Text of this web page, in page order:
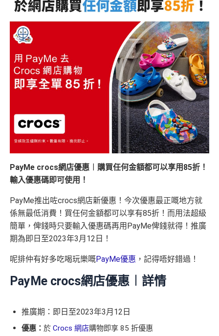
PayMe crocs網店優惠︱購買任何金額都可以享用85折！
輸入優惠碼即可使用！
PayMe推出咗crocs網店新優惠！今次優惠最正嘅地方就
係無最低消費！買任何金額都可以享有85折！而用法超級
簡單，俾錢時只要輸入優惠碼再用PayMe俾錢就得！推廣
期為即日至2023年3月12日！
呢排仲有好多吃喝玩樂嘅PayMe優惠 ，記得唔好錯過！
PayMe crocs網店優惠︱詳情
推廣期：即日至2023年3月12日
優惠： 於 Crocs 網店購物即享 85 折優惠